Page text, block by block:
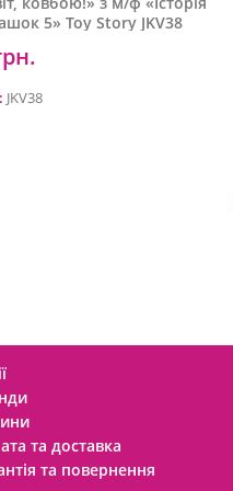
5» Toy Story JKV38
JKV38
та доставка
та повернення